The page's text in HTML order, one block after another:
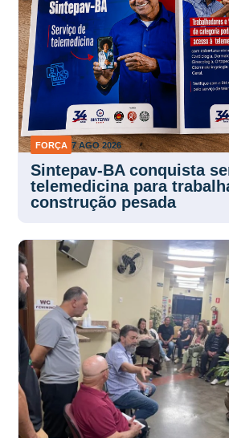
FORÇA
Sintepav-BA conquista
telemedicina para
construção pesada
FORÇA 7 AGO 2026